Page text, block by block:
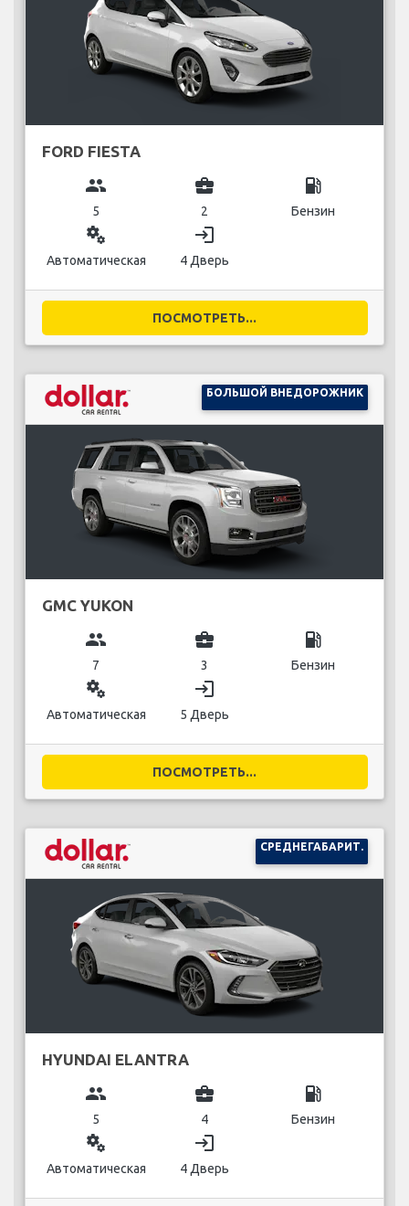
FORD FIESTA
group
5
business_center
2
local_gas_station
Бензин
miscellaneous_services
Автоматическая
login
4 Дверь
ПОСМОТРЕТЬ...
БОЛЬШОЙ ВНЕДОРОЖНИК
GMC YUKON
group
7
business_center
3
local_gas_station
Бензин
miscellaneous_services
Автоматическая
login
5 Дверь
ПОСМОТРЕТЬ...
СРЕДНЕГАБАРИТ.
HYUNDAI ELANTRA
group
5
business_center
4
local_gas_station
Бензин
miscellaneous_services
Автоматическая
login
4 Дверь